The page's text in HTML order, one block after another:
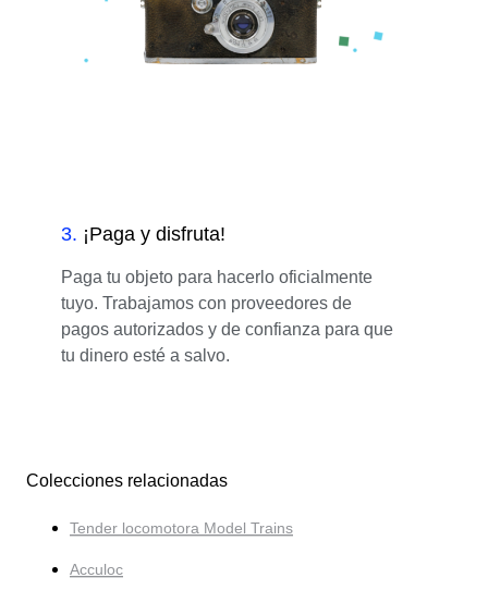
3. ¡Paga y disfruta!
Paga tu objeto para hacerlo oficialmente
tuyo. Trabajamos con proveedores de
pagos autorizados y de confianza para que
tu dinero esté a salvo.
Colecciones relacionadas
Tender locomotora Model Trains
Acculoc